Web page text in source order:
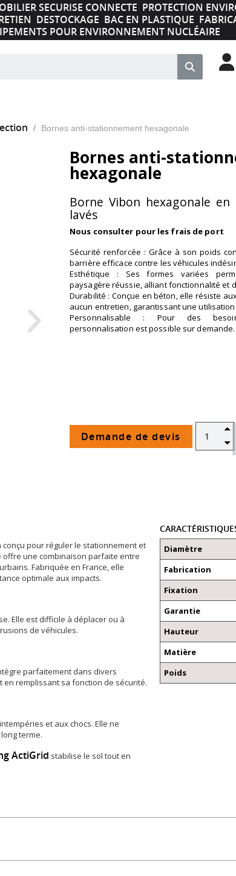
SECURISE CONNECTE PROTECTION
DESTOCKAGE BAC EN PLASTIQUE
POUR ENVIRONNEMENT NUCLÉAIRE
Bornes anti-stationnement hexagonale
Bornes anti-
hexagonale
Borne Vibon hexagonale
lavés
Nous consulter pour les frais de port
Sécurité renforcée : Grâce à son poids
barrière efficace contre les véhicules
Esthétique : Ses formes variées
paysagère réussie, alliant fonctionnalité et
Durabilité : Conçue en béton, elle résiste
aucun entretien, garantissant une
Personnalisable : Pour des
personnalisation est possible sur demande.
Demande de devis
pour réguler le stationnement et
offre une combinaison parfaite entre
Fabriquée en France, elle
optimale aux impacts.
Elle est difficile à déplacer ou à
de véhicules.
parfaitement dans divers
remplissant sa fonction de sécurité.
et aux chocs. Elle ne
terme.
ActiGrid stabilise le sol tout en
Diamètre
Fabrication
Fixation
Garantie
Hauteur
Matière
Poids